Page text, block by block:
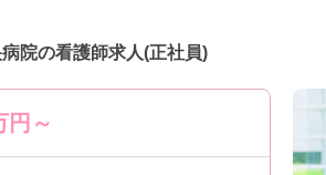
院の看護師求人(正社員)
円～